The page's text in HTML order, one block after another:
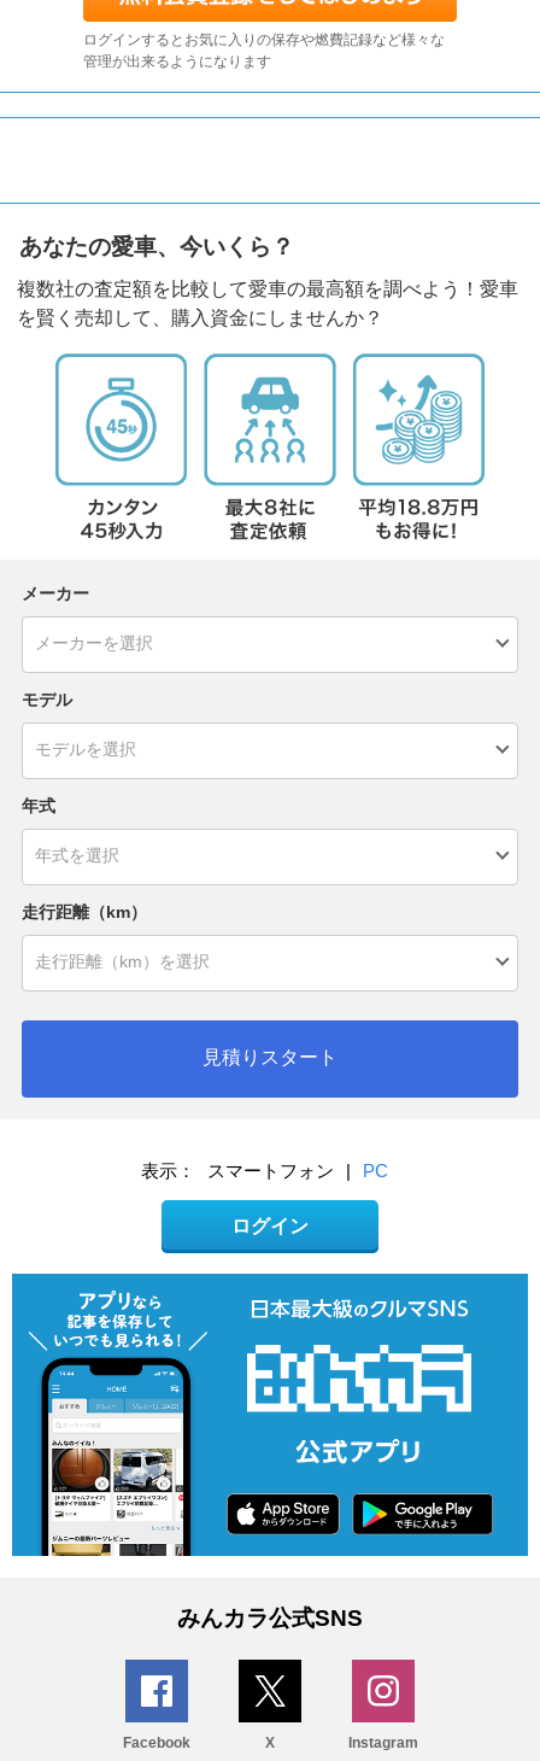
ログインするとお気に入りの保存や燃費記録など様々な
管理が出来るようになります
あなたの愛車、今いくら？
複数社の査定額を比較して愛車の最高額を調べよう！愛車
を賢く売却して、購入資金にしませんか？
メーカー
モデル
年式
走行距離（km）
見積りスタート
表示： スマートフォン | PC
ログイン
みんカラ公式SNS
Facebook X Instagram